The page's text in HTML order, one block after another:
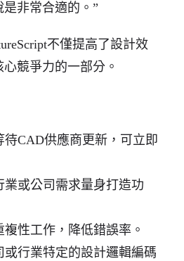
非常合適的。”
不僅提高了設計效
競爭力的一部分。
待CAD供應商更新，可立即
業或公司需求量身打造功
性工作，降低錯誤率。
或行業特定的設計邏輯編碼